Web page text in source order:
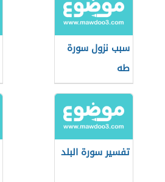
سبب نزول سورة
طه
تفسير سورة البلد